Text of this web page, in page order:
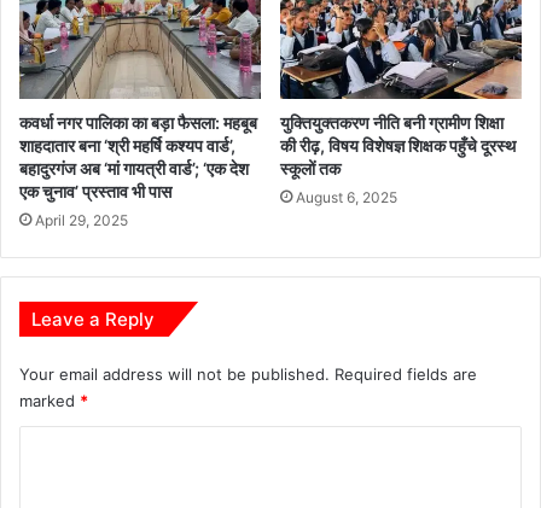
कवर्धा नगर पालिका का बड़ा फैसला: महबूब
शाहदातार बना ‘श्री महर्षि कश्यप वार्ड’,
बहादुरगंज अब ‘मां गायत्री वार्ड’; ‘एक देश
एक चुनाव’ प्रस्ताव भी पास
April 29, 2025
युक्तियुक्तकरण नीति बनी ग्रामीण शिक्षा
की रीढ़, विषय विशेषज्ञ शिक्षक पहुँचे दूरस्थ
स्कूलों तक
August 6, 2025
Leave a Reply
Your email address will not be published. Required fields are
marked *